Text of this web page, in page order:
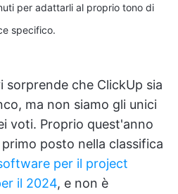
per adattarli al proprio tono di
specifico.
sorprende che ClickUp sia
ma non siamo gli unici
voti. Proprio quest'anno
posto nella classifica
per il project
il 2024, e non è